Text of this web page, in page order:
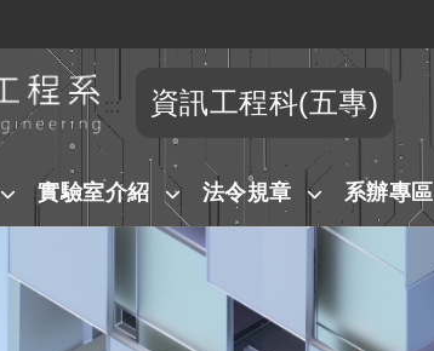
跳到主要內容
::: 資訊工程科(五專)
實驗室介紹 法令規章 系辦專區